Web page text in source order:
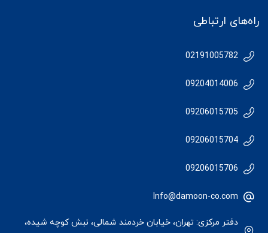
راه‌های ارتباطی
02191005782
09204014006
09206015705
09206015704
09206015706
Info@damoon-co.com
دفتر مرکزی: تهران، خیابان خردمند شمالی، نبش کوچه شیده،